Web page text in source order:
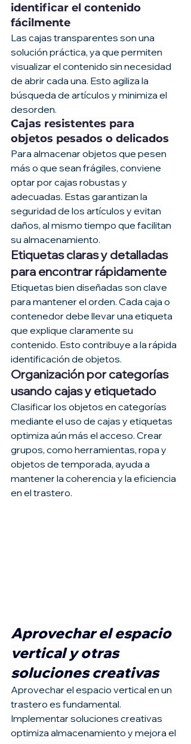
identificar el contenido
fácilmente
Las cajas transparentes son una
solución práctica, ya que permiten
visualizar el contenido sin necesidad
de abrir cada una. Esto agiliza la
búsqueda de artículos y minimiza el
desorden.
Cajas resistentes para
objetos pesados o delicados
Para almacenar objetos que pesen
más o que sean frágiles, conviene
optar por cajas robustas y
adecuadas. Estas garantizan la
seguridad de los artículos y evitan
daños, al mismo tiempo que facilitan
su almacenamiento.
Etiquetas claras y detalladas
para encontrar rápidamente
Etiquetas bien diseñadas son clave
para mantener el orden. Cada caja o
contenedor debe llevar una etiqueta
que explique claramente su
contenido. Esto contribuye a la rápida
identificación de objetos.
Organización por categorías
usando cajas y etiquetado
Clasificar los objetos en categorías
mediante el uso de cajas y etiquetas
optimiza aún más el acceso. Crear
grupos, como herramientas, ropa y
objetos de temporada, ayuda a
mantener la coherencia y la eficiencia
en el trastero.
Aprovechar el espacio
vertical y otras
soluciones creativas
Aprovechar el espacio vertical en un
trastero es fundamental.
Implementar soluciones creativas
optimiza almacenamiento y mejora el